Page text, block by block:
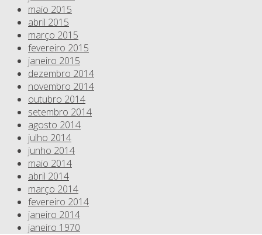
maio 2015
abril 2015
março 2015
fevereiro 2015
janeiro 2015
dezembro 2014
novembro 2014
outubro 2014
setembro 2014
agosto 2014
julho 2014
junho 2014
maio 2014
abril 2014
março 2014
fevereiro 2014
janeiro 2014
janeiro 1970